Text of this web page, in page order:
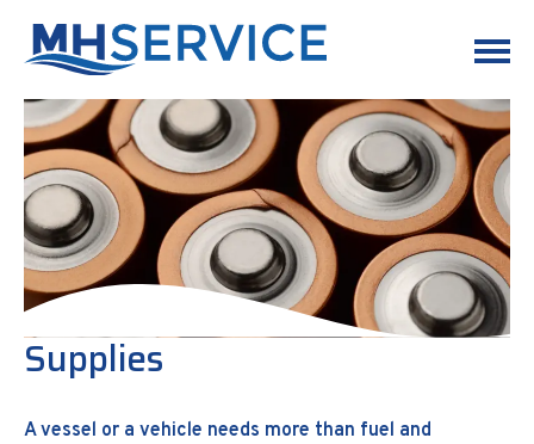
Supplies
A vessel or a vehicle needs more than fuel and